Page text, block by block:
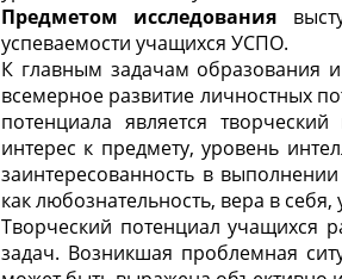
Предметом исследования
успеваемости учащихся УСПО.
К главным задачам образования
всемерное развитие личностных
потенциала является
интерес к предмету, уровень
заинтересованность в
как любознательность, вера в себя,
Творческий потенциал учащихся
задач. Возникшая проблемная